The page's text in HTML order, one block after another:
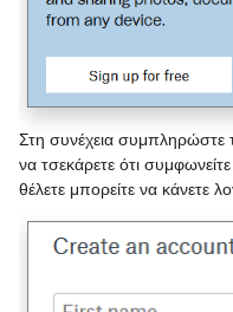
Στη συνέχεια
να τσεκάρετε ότι
θέλετε μπορείτε να κάνετε